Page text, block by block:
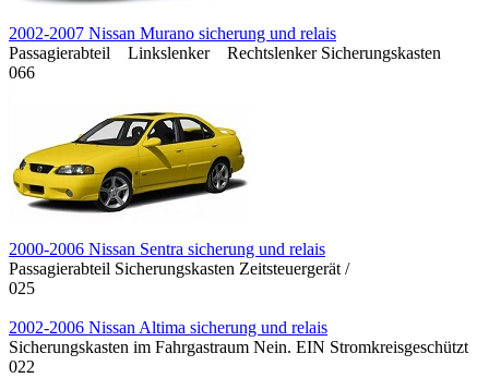
2002-2007 Nissan Murano sicherung und relais
Passagierabteil Linkslenker Rechtslenker Sicherungskasten
066
2000-2006 Nissan Sentra sicherung und relais
Passagierabteil Sicherungskasten Zeitsteuergerät /
025
2002-2006 Nissan Altima sicherung und relais
Sicherungskasten im Fahrgastraum Nein. EIN Stromkreisgeschützt
022